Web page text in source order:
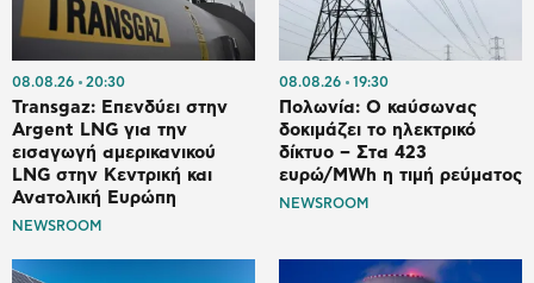
08.08.26 20:30
Transgaz: Επενδύει στην
Argent LNG για την
εισαγωγή αμερικανικού
LNG στην Κεντρική και
Ανατολική Ευρώπη
NEWSROOM
08.08.26 19:30
Πολωνία: Ο καύσωνας
δοκιμάζει το ηλεκτρικό
δίκτυο – Στα 423
ευρώ/MWh η τιμή ρεύματος
NEWSROOM